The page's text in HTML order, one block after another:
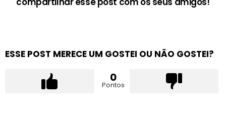
ESSE POST MERECE UM GOSTEI OU NÃO GOSTEI?
0
Pontos